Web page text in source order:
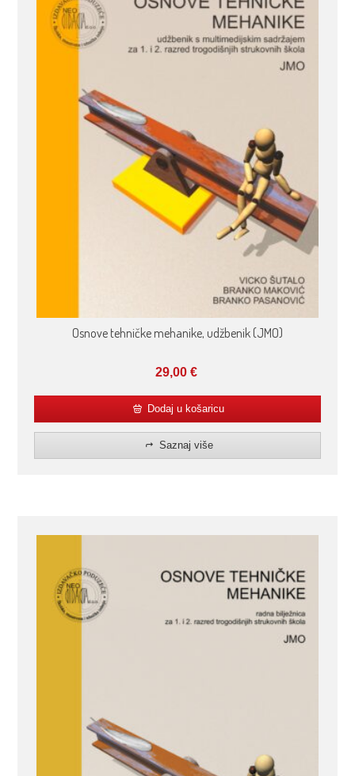
Osnove tehničke mehanike, udžbenik (JMO)
29,00 €
Dodaj u košaricu
Saznaj više